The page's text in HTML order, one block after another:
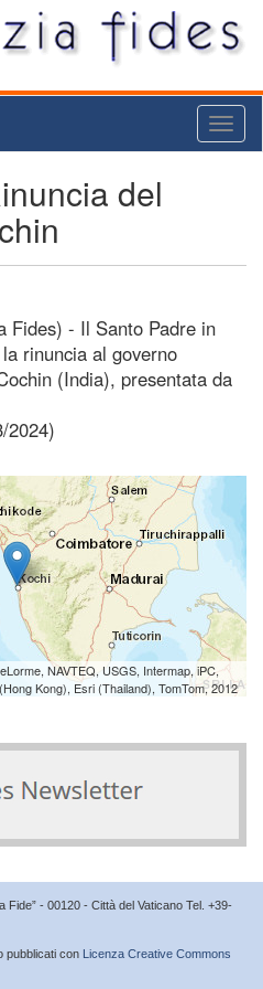
del
Fides) - Il Santo Padre in
rinuncia al governo
(India), presentata da
2024)
NAVTEQ, USGS, Intermap, iPC,
Kong), Esri (Thailand), TomTom, 2012
- 00120 - Città del Vaticano Tel. +39-
pubblicati con Licenza Creative Commons